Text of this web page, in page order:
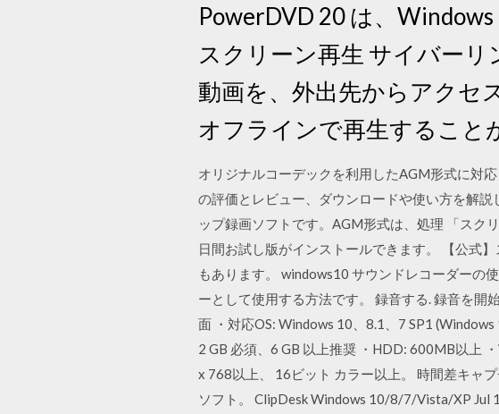
PowerDVD 20 は、
スクリーン再生 サイバー
動画を、外出先からアクセ
オフラインで再生すること
オリジナルコーデックを利用したAGM形式に対
の評価とレビュー、ダウンロードや使い方を解
ップ録画ソフトです。AGM形式は、処理 「スク
日間お試し版がインストールできます。 【公式
もあります。 windows10 サウンドレコーダーの
ーとして使用する方法です。 録音する. 録音を
面 ・対応OS: Windows 10、8.1、7 SP1
2 GB 必須、6 GB 以上推奨 ・HDD: 600MB以上
x 768以上、 16ビット カラー以上。 時間差キャ
ソフト。 ClipDesk Windows 10/8/7/Vista/XP Jul